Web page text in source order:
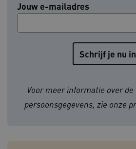
Jouw e-mailadres
Voor meer informatie over
persoonsgegevens, zie onze
worden altijd geplaatst en maken
op uw privacy.
__Secure-
ROLLOUT_TOKEN
UMB_SESSION